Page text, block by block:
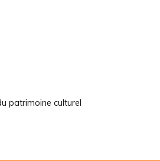
patrimoine culturel